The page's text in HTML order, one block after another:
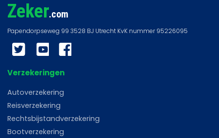
Zeker.com
Twitter YouTubeFacebook
Verzekeringen
Autoverzekering
Reisverzekering
Rechtsbijstandverzekering
Bootverzekering